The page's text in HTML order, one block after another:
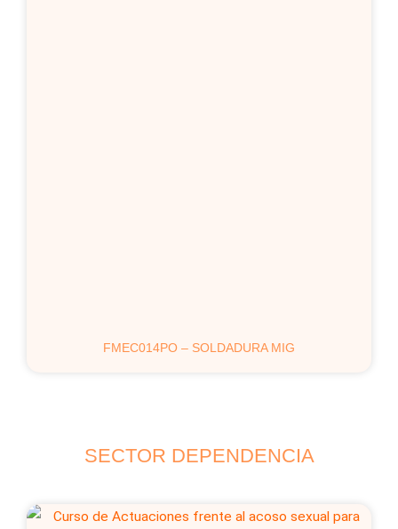
FMEC014PO – SOLDADURA MIG
SECTOR DEPENDENCIA